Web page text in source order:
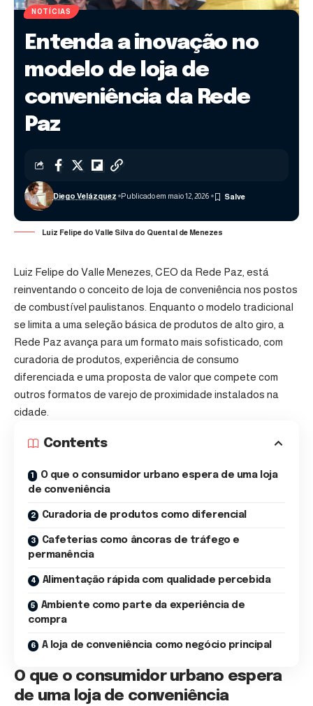
NOTÍCIAS
Entenda a inovação no
modelo de loja de
conveniência da Rede
Paz
Diego Velázquez Publicado em maio 12, 2026
Luiz Felipe do Valle Silva do Quental de Menezes
Luiz Felipe do Valle Menezes, CEO da Rede Paz, está
reinventando o conceito de loja de conveniência nos postos
de combustível paulistanos. Enquanto o modelo tradicional
se limita a uma seleção básica de produtos de alto giro, a
Rede Paz avança para um formato mais sofisticado, com
curadoria de produtos, experiência de consumo
diferenciada e uma proposta de valor que compete com
outros formatos de varejo de proximidade instalados na
cidade.
Contents
O que o consumidor urbano espera de uma loja
de conveniência
Curadoria de produtos como diferencial
Cafeterias como âncoras de tráfego e
permanência
Alimentação rápida com qualidade percebida
Ambiente como parte da experiência de
compra
A loja de conveniência como negócio principal
O que o consumidor urbano espera
de uma loja de conveniência